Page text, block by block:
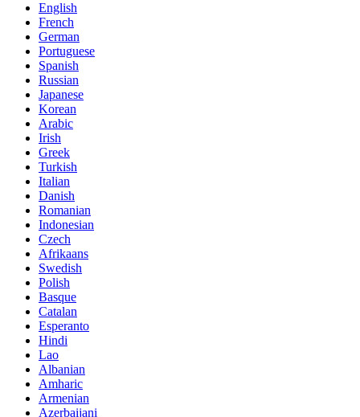
English
French
German
Portuguese
Spanish
Russian
Japanese
Korean
Arabic
Irish
Greek
Turkish
Italian
Danish
Romanian
Indonesian
Czech
Afrikaans
Swedish
Polish
Basque
Catalan
Esperanto
Hindi
Lao
Albanian
Amharic
Armenian
Azerbaijani